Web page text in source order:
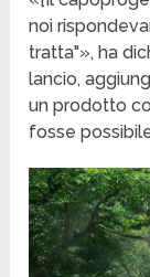
noi
tratta"», ha
lancio,
un prodotto
fosse